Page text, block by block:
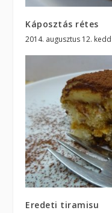
Káposztás rétes
2014. augusztus 12. kedd
Eredeti tiramisu